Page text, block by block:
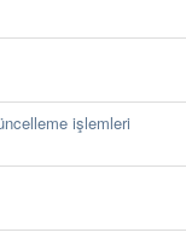
işlemleri